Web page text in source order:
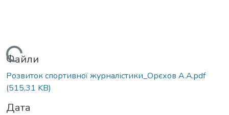
Файли
Розвиток спортивної журналістики_Орєхов А.А.pdf
(515,31 KB)
Дата